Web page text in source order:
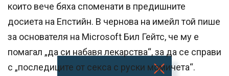
които вече бяха споменати в предишните
досиета на Епстийн. В чернова на имейл той пише
за основателя на Microsoft Бил Гейтс, че му е
помагал „да си набавя лекарства“, за да се справи
с „последиците от секса с руски момичета“.